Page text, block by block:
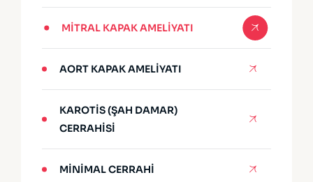
MITRAL KAPAK AMELIYATI
AORT KAPAK AMELIYATI
KAROTIS (ŞAH DAMAR)
CERRAHISI
MINIMAL CERRAHI